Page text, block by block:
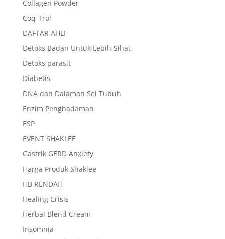
Collagen Powder
Coq-Trol
DAFTAR AHLI
Detoks Badan Untuk Lebih Sihat
Detoks parasit
Diabetis
DNA dan Dalaman Sel Tubuh
Enzim Penghadaman
ESP
EVENT SHAKLEE
Gastrik GERD Anxiety
Harga Produk Shaklee
HB RENDAH
Healing Crisis
Herbal Blend Cream
Insomnia